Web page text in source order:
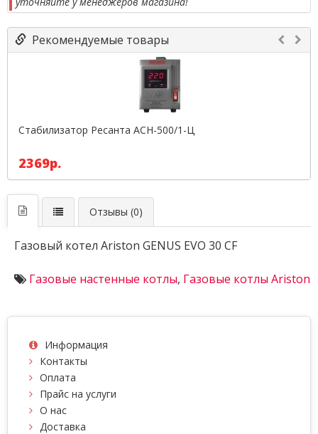
Рекомендуемые товары
Стабилизатор Ресанта АСН-500/1-Ц
2369р.
Отзывы (0)
Газовый котел Ariston GENUS EVO 30 CF
Газовые настенные котлы, Газовые котлы Ariston
Информация
Контакты
Оплата
Прайс на услуги
О нас
Доставка